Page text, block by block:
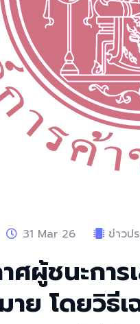
31 Mar 26 ข่าวป
ศผู้ชนะกา
ย โดยวิธีเ